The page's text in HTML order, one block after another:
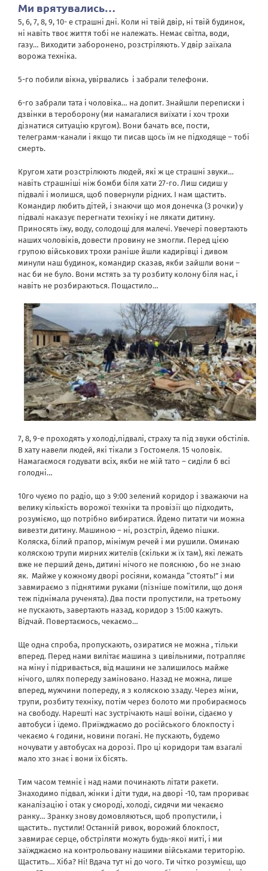
Ми врятувались…
5, 6, 7, 8, 9, 10- е страшні дні. Коли ні твій двір, ні твій будинок,
ні навіть твоє життя тобі не належать. Немає світла, води,
газу… Виходити заборонено, розстріляють. У двір заїхала
ворожа техніка.
5-го побили вікна, увірвались і забрали телефони.
6-го забрали тата і чоловіка… на допит. Знайшли переписки і
дзвінки в тероборону (ми намагалися виїхати і хоч трохи
дізнатися ситуацію кругом). Вони бачать все, пости,
телеграмм-канали і якщо ти писав щось їм не підходяще – тобі
смерть.
Кругом хати розстрілюють людей, які ж це страшні звуки…
навіть страшніші ніж бомби біля хати 27-го. Лиш сидиш у
підвалі і молишся, щоб повернули рідних. І нам щастить.
Командир любить дітей, і знаючи що моя донечка (3 рочки) у
підвалі наказує перегнати техніку і не лякати дитину.
Приносять їжу, воду, солодощі для малечі. Увечері повертають
наших чоловіків, довести провину не змогли. Перед цією
групою військових трохи раніше йшли кадирівці і дивом
минули наш будинок, командир сказав, якби зайшли вони –
нас би не було. Вони мстять за ту розбиту колону біля нас, і
навіть не розбираються. Пощастило…
7, 8, 9-е проходять у холоді,підвалі, страху та під звуки обстілів.
В хату навели людей, які тікали з Гостомеля. 15 чоловік.
Намагаємося годувати всіх, якби не мій тато – сиділи б всі
голодні…
10го чуємо по радіо, що з 9:00 зелений коридор і зважаючи на
велику кількість ворожої техніки та провізії що підходить,
розуміємо, що потрібно вибиратися. Йдемо питати чи можна
вивезти дитину. Машиною – ні, розстріл, йдемо пішки.
Коляска, білий прапор, мінімум речей і ми рушили. Оминаю
коляскою трупи мирних жителів (скільки ж їх там), які лежать
вже не перший день, дитині нічого не пояснюю , бо не знаю
як. Майже у кожному дворі росіяни, команда “стоять!” і ми
завмираємо з піднятими руками (пізніше помітили, що доня
теж піднімала рученята). Два пости пропустили, на третьому
не пускають, завертають назад, коридор з 15:00 кажуть.
Відчай. Повертаємось, чекаємо…
Ще одна спроба, пропускають, озиратися не можна , тільки
вперед. Перед нами вилітає машина з цивільними, потрапляє
на міну і підривається, від машини не залишилось майже
нічого, шлях попереду заміновано. Назад не можна, лише
вперед, мужчини попереду, я з коляскою ззаду. Через міни,
трупи, розбиту техніку, потім через болото ми пробираємось
на свободу. Нарешті нас зустрічають наші воїни, сідаємо у
автобуси і їдемо. Приїжджаємо до російського блокпосту і
чекаємо 4 години, новини погані. Не пускають, будемо
ночувати у автобусах на дорозі. Про ці коридори там взагалі
мало хто знає і вони їх бісять.
Тим часом темніє і над нами починають літати ракети.
Знаходимо підвал, жінки і діти туди, на дворі -10, там прориває
каналізацію і отак у смороді, холоді, сидячи ми чекаємо
ранку… Зранку знову домовляються, щоб пропустили, і
щастить.. пустили! Останній ривок, ворожий блокпост,
завмирає серце, обстріляти можуть будь-якої миті, і ми
заїжджаємо на контрольовану нашими військами територію.
Щастить… Хіба? Ні! Вдача тут ні до чого. Ти чітко розумієш, що